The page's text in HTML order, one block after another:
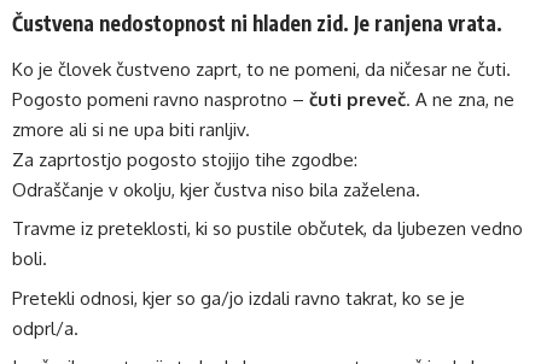
Čustvena nedostopnost ni hladen zid. Je ranjena vrata.
Ko je človek čustveno zaprt, to ne pomeni, da ničesar ne čuti.
Pogosto pomeni ravno nasprotno – čuti preveč. A ne zna, ne
zmore ali si ne upa biti ranljiv.
Za zaprtostjo pogosto stojijo tihe zgodbe:
Odraščanje v okolju, kjer čustva niso bila zaželena.
Travme iz preteklosti, ki so pustile občutek, da ljubezen vedno
boli.
Pretekli odnosi, kjer so ga/jo izdali ravno takrat, ko se je
odprl/a.